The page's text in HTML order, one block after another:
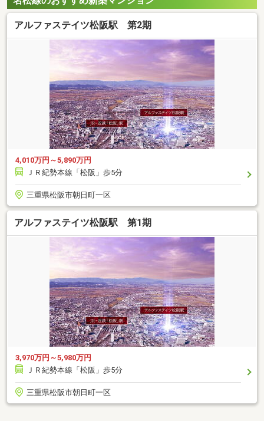
アルファステイツ松阪駅 第2期
4,010万円～5,890万円
ＪＲ紀勢本線「松阪」歩5分
三重県松阪市朝日町一区
アルファステイツ松阪駅 第1期
3,970万円～5,980万円
ＪＲ紀勢本線「松阪」歩5分
三重県松阪市朝日町一区